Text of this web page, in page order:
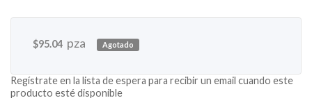
$95.04 pza Agotado
Regístrate en la lista de espera para recibir un email cuando este
producto esté disponible